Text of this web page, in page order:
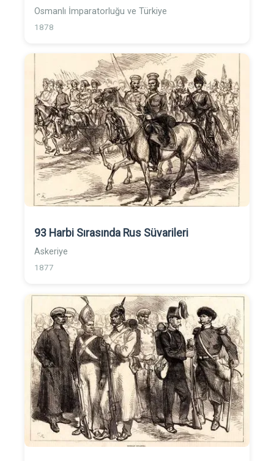
Osmanlı İmparatorluğu ve Türkiye
1878
93 Harbi Sırasında Rus Süvarileri
Askeriye
1877